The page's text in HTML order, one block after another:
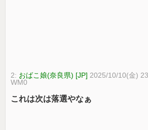
2: おばこ娘(奈良県) [JP] 2025/10/10(金)
WM0
これは次は落選やなぁ